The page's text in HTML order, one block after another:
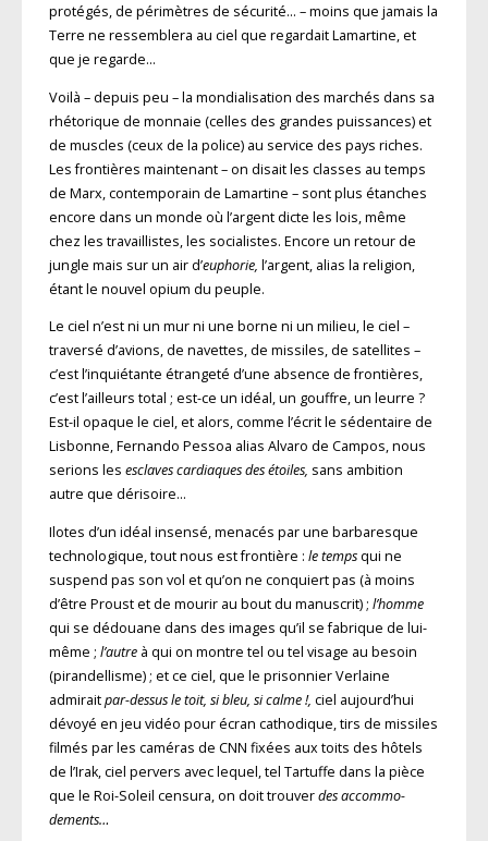
protégés, de périmètres de sécurité… – moins que jamais la
Terre ne ressemblera au ciel que regardait Lamartine, et
que je regarde…
Voilà – depuis peu – la mondialisation des marchés dans sa
rhétorique de monnaie (celles des grandes puissances) et
de muscles (ceux de la police) au service des pays riches.
Les frontières maintenant – on disait les classes au temps
de Marx, contemporain de Lamartine – sont plus étanches
encore dans un monde où l’argent dicte les lois, même
chez les travaillistes, les socialistes. Encore un retour de
jungle mais sur un air d’euphorie, l’argent, alias la religion,
étant le nouvel opium du peuple.
Le ciel n’est ni un mur ni une borne ni un milieu, le ciel –
traversé d’avions, de navettes, de missiles, de satellites –
c’est l’inquiétante étrangeté d’une absence de frontières,
c’est l’ailleurs total ; est-ce un idéal, un gouffre, un leurre ?
Est-il opaque le ciel, et alors, comme l’écrit le sédentaire de
Lisbonne, Fernando Pessoa alias Alvaro de Campos, nous
serions les esclaves cardiaques des étoiles, sans ambition
autre que dérisoire…
Ilotes d’un idéal insensé, menacés par une barbaresque
techno­logique, tout nous est frontière : le tempsqui ne
suspend pas son vol et qu’on ne conquiert pas (à moins
d’être Proust et de mourir au bout du manuscrit) ; l’homme
qui se dédouane dans des images qu’il se fabrique de lui-
même ; l’autreà qui on montre tel ou tel visage au besoin
(pirandellisme) ; et ce ciel, que le prisonnier Verlaine
admiraitpar-dessus le toit, si bleu, si calme !, ciel aujourd’hui
dévoyé en jeu vidéo pour écran cathodique, tirs de missiles
filmés par les caméras de CNN fixées aux toits des hôtels
de l’Irak, ciel pervers avec lequel, tel Tartuffe dans la pièce
que le Roi-Soleil censura, on doit trouverdes accommo­
dements…